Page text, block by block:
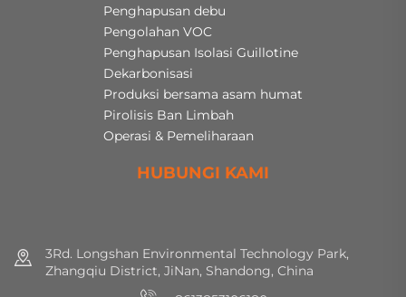
Penghapusan debu
Pengolahan VOC
Penghapusan Isolasi Guillotine
Dekarbonisasi
Produksi bersama asam humat
Pirolisis Ban Limbah
Operasi & Pemeliharaan
HUBUNGI KAMI
3Rd. Longshan Environmental Technology Park,
Zhangqiu District, JiNan, Shandong, China